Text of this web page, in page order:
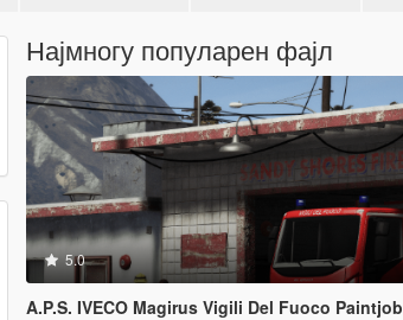
Најмногу популарен фајл
5.0
A.P.S. IVECO Magirus Vigili Del Fuoco Paintjob